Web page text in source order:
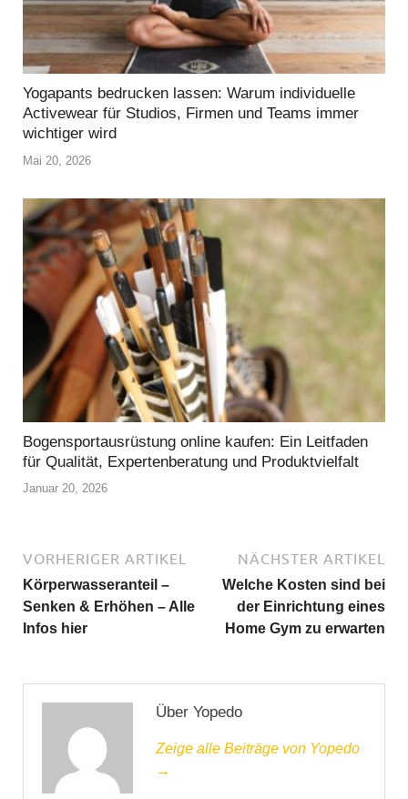
Yogapants bedrucken lassen: Warum individuelle
Activewear für Studios, Firmen und Teams immer
wichtiger wird
Mai 20, 2026
Bogensportausrüstung online kaufen: Ein Leitfaden
für Qualität, Expertenberatung und Produktvielfalt
Januar 20, 2026
VORHERIGER ARTIKEL
Körperwasseranteil –
Senken & Erhöhen – Alle
Infos hier
NÄCHSTER ARTIKEL
Welche Kosten sind bei
der Einrichtung eines
Home Gym zu erwarten
Über Yopedo
Zeige alle Beiträge von Yopedo
→